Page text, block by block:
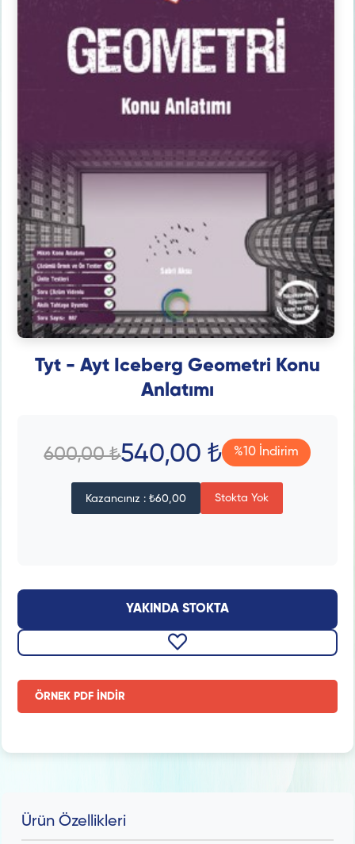
Tyt - Ayt Iceberg Geometri Konu
Anlatımı
600,00 ₺540,00 ₺ %10 İndirim
Kazancınız : ₺60,00 Stokta Yok
YAKINDA STOKTA
ÖRNEK PDF İNDİR
Ürün Özellikleri